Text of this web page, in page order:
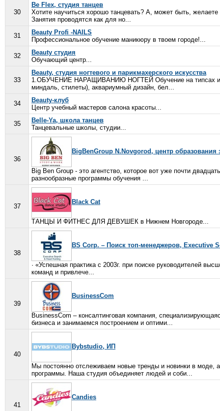
30
Be Flex, студия танцев
Хотите научиться хорошо танцевать? А, может быть,
Занятия проводятся как для но...
31
Beauty Profi -NAILS
Профессиональное обучение маникюру в твоем городе!...
32
Beauty студия
Обучающий центр...
33
Beauty, студия ногтевого и парикмахерского искусства
1.ОБУЧЕНИЕ НАРАЩИВАНИЮ НОГТЕЙ Обучение на типсах и
миндаль, стилеты), аквариумный дизайн, бел...
34
Beauty-клуб
Центр учебный мастеров салона красоты...
35
Belle-Ya, школа танцев
Танцевальные школы, студии...
36
BigBenGroup N.Novgorod, центр образования
Big Ben Group - это агентство, которое вот уже почти
разнообразные программы обучения ...
37
Black Cat
ТАНЦЫ И ФИТНЕС ДЛЯ ДЕВУШЕК в Нижнем Новгороде...
38
BS Corp. – Поиск топ-менеджеров, Executive
· «Успешная практика с 2003г. при поиске руководителей
команд и привлече...
39
BusinessCom
BusinessCom – консалтинговая компания,
бизнеса и занимаемся построением и оптими...
40
Bybstudio, ИП
Мы постоянно отслеживаем новые тренды и новинки в моде,
программы. Наша студия объединяет людей и соби...
41
Candies